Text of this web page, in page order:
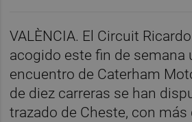
VALÈNCIA. El Circuit
acogido este fin de semana
encuentro de Caterham
de diez carreras se han
trazado de Cheste, con